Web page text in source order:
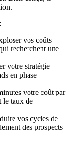
vos coûts
recherchent une
votre stratégie
en phase
votre coût par
le taux de
vos cycles de
des prospects